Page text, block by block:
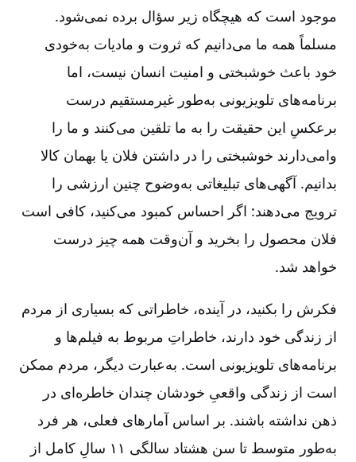
موجود است که هیچگاه زیر سؤال برده نمی‌شود.
مسلماً همه ما می‌دانیم که ثروت و مادیات به‌خودی
خود باعث خوشبختی و امنیت انسان نیست، اما
برنامه‌های تلویزیونی به‌طور غیرمستقیم درست
برعکسِ این حقیقت را به ما تلقین می‌کنند و ما را
وامی‌دارند خوشبختی را در داشتن فلان یا بهمان کالا
بدانیم. آگهی‌های تبلیغاتی به‌وضوح چنین ارزشی را
ترویج می‌دهند: اگر احساس کمبود می‌کنید، کافی است
فلان محصول را بخرید و آن‌وقت همه چیز درست
خواهد شد.
فکرش را بکنید، در آینده، خاطراتی که بسیاری از مردم
از زندگی خود دارند، خاطراتِ مربوط به فیلم‌ها و
برنامه‌های تلویزیونی است. به‌عبارت دیگر، مردم ممکن
است از زندگی واقعیِ خودشان چندان خاطره‌ای در
ذهن نداشته باشند. بر اساس آمارهای فعلی، هر فرد
به‌طور متوسط تا سن هشتاد سالگی ۱۱ سالِ کامل از